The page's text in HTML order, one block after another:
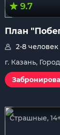
9.7
План
2-8 человек
г. Казань,
Страшные,